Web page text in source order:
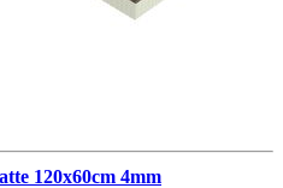
120x60cm 4mm